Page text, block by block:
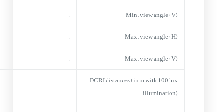
Min. view angle (V)
–
Max. view angle (H)
–
Max. view angle (V)
–
DCRI distances (in m with 100 lux
illumination)